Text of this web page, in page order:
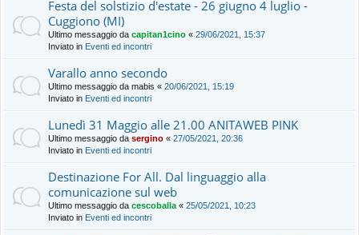
Festa del solstizio d'estate - 26 giugno 4 luglio -
Cuggiono (MI)
Ultimo messaggio da capitan1cino « 29/06/2021, 15:37
Inviato in Eventi ed incontri
Varallo anno secondo
Ultimo messaggio da mabis « 20/06/2021, 15:19
Inviato in Eventi ed incontri
Lunedì 31 Maggio alle 21.00 ANITAWEB PINK
Ultimo messaggio da sergino « 27/05/2021, 20:36
Inviato in Eventi ed incontri
Destinazione For All. Dal linguaggio alla
comunicazione sul web
Ultimo messaggio da cescoballa « 25/05/2021, 10:23
Inviato in Eventi ed incontri